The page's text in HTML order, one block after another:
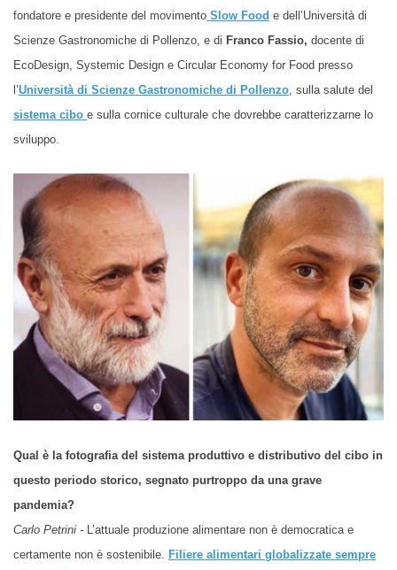
fondatore e presidente del movimento Slow Food e dell’Università di
Scienze Gastronomiche di Pollenzo, e di Franco Fassio, docente di
EcoDesign, Systemic Design e Circular Economy for Food presso
l’Università di Scienze Gastronomiche di Pollenzo, sulla salute del
sistema cibo e sulla cornice culturale che dovrebbe caratterizzarne lo
sviluppo.
Qual è la fotografia del sistema produttivo e distributivo del cibo in
questo periodo storico, segnato purtroppo da una grave
pandemia?
Carlo Petrini - L’attuale produzione alimentare non è democratica e
certamente non è sostenibile. Filiere alimentari globalizzate sempre